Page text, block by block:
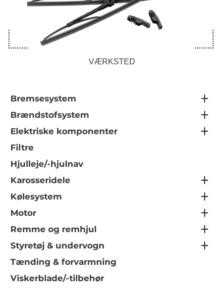
VÆRKSTED
Bremsesystem
Brændstofsystem
Elektriske komponenter
Filtre
Hjulleje/-hjulnav
Karosseridele
Kølesystem
Motor
Remme og remhjul
Styretøj & undervogn
Tænding & forvarmning
Viskerblade/-tilbehør